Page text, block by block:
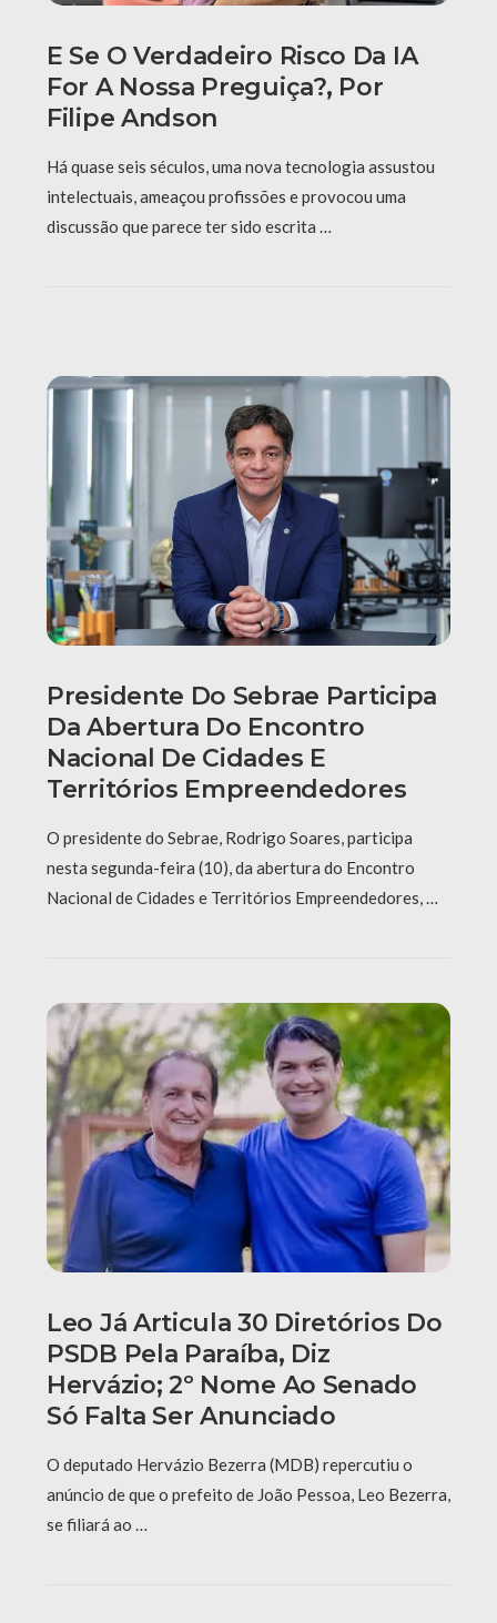
E Se O Verdadeiro Risco Da IA
For A Nossa Preguiça?, Por
Filipe Andson
Há quase seis séculos, uma nova tecnologia assustou
intelectuais, ameaçou profissões e provocou uma
discussão que parece ter sido escrita …
Presidente Do Sebrae Participa
Da Abertura Do Encontro
Nacional De Cidades E
Territórios Empreendedores
O presidente do Sebrae, Rodrigo Soares, participa
nesta segunda-feira (10), da abertura do Encontro
Nacional de Cidades e Territórios Empreendedores, …
Leo Já Articula 30 Diretórios Do
PSDB Pela Paraíba, Diz
Hervázio; 2º Nome Ao Senado
Só Falta Ser Anunciado
O deputado Hervázio Bezerra (MDB) repercutiu o
anúncio de que o prefeito de João Pessoa, Leo Bezerra,
se filiará ao …